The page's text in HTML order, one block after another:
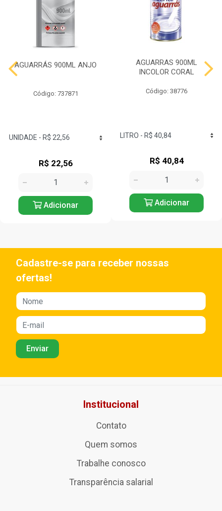
AGUARRÁS 900ML ANJO
Código: 737871
R$ 22,56
Adicionar
AGUARRAS 900ML
INCOLOR CORAL
Código: 38776
R$ 40,84
Adicionar
Cadastre-se para receber nossas
ofertas!
Institucional
Contato
Quem somos
Trabalhe conosco
Transparência salarial